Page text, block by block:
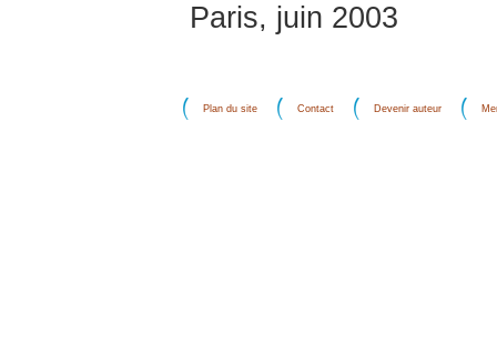
Paris, juin 2003
Plan du site Contact Devenir auteur